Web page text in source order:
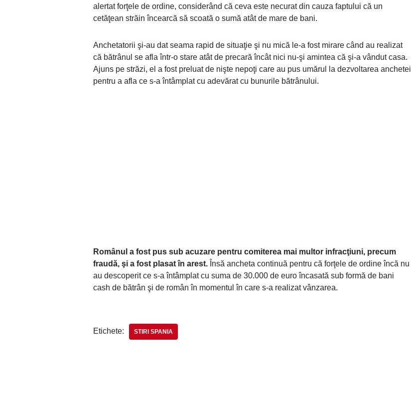
alertat forţele de ordine, considerând că ceva este necurat din cauza faptului că un
cetăţean străin încearcă să scoată o sumă atât de mare de bani.
Anchetatorii şi-au dat seama rapid de situaţie şi nu mică le-a fost mirare când au realizat
că bătrânul se afla într-o stare atât de precară încât nici nu-şi amintea că şi-a vândut casa.
Ajuns pe străzi, el a fost preluat de nişte nepoţi care au pus umărul la dezvoltarea anchetei
pentru a afla ce s-a întâmplat cu adevărat cu bunurile bătrânului.
Românul a fost pus sub acuzare pentru comiterea mai multor infracţiuni, precum
fraudă, şi a fost plasat în arest. Însă ancheta continuă pentru că forţele de ordine încă nu
au descoperit ce s-a întâmplat cu suma de 30.000 de euro încasată sub formă de bani
cash de bătrân şi de român în momentul în care s-a realizat vânzarea.
Etichete: STIRI SPANIA